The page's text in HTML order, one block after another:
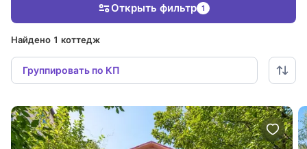
Найдено 1 коттедж
Группировать по КП
Открыть фильтр 1